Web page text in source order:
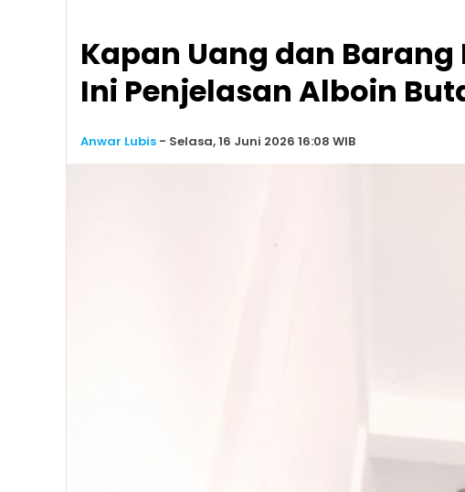
Kapan Uang dan
Ini Penjelasan Alboin
Anwar Lubis - Selasa, 16 Juni 2026 16:08 WIB